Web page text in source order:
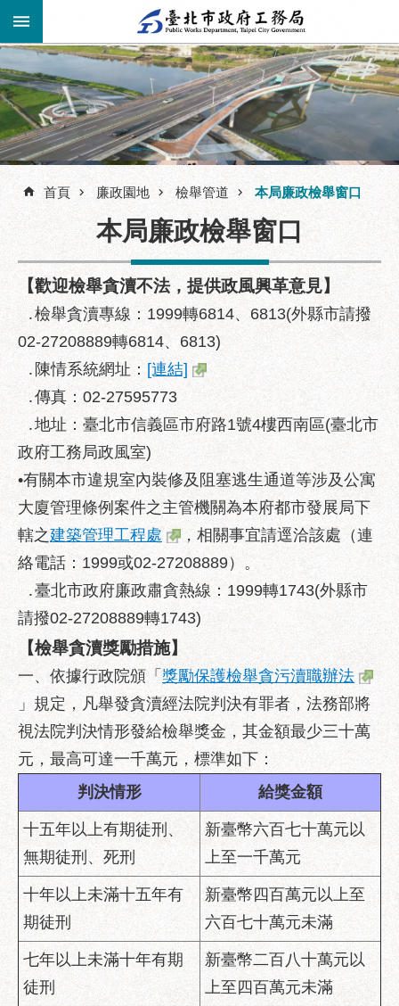
跳到主要內容區塊
進
階
搜
尋
公
告
資
訊
務
關
介
資
訊
政
府
資
訊
開
優
良
事
蹟
影
音
專
別
主
流
化
性
騷
擾
首頁 廉政園地 檢舉管道 本局廉政檢舉窗口
本局廉政檢舉窗口
【歡迎檢舉貪瀆不法，提供政風興革意見】
․檢舉貪瀆專線：1999轉6814、6813(外縣市請撥
02-27208889轉6814、6813)
․陳情系統網址： [連結]
․傳真：02-27595773
․地址：臺北市信義區市府路1號4樓西南區(臺北市
政府工務局政風室)
•有關本市違規室內裝修及阻塞逃生通道等涉及公寓
大廈管理條例案件之主管機關為本府都市發展局下
轄之建築管理工程處
，相關事宜請逕洽該處（連
絡電話：1999或02-27208889）。
․臺北市政府廉政肅貪熱線：1999轉1743(外縣市
請撥02-27208889轉1743)
【檢舉貪瀆獎勵措施】
一、依據行政院頒「 獎勵保護檢舉貪污瀆職辦法
」規定，凡舉發貪瀆經法院判決有罪者，法務部將
視法院判決情形發給檢舉獎金，其金額最少三十萬
元，最高可達一千萬元，標準如下：
判決情形
給獎金額
十五年以上有期徒刑、
無期徒刑、死刑
新臺幣六百七十萬元以
上至一千萬元
十年以上未滿十五年有
期徒刑
新臺幣四百萬元以上至
六百七十萬元未滿
七年以上未滿十年有期
徒刑
新臺幣二百八十萬元以
上至四百萬元未滿